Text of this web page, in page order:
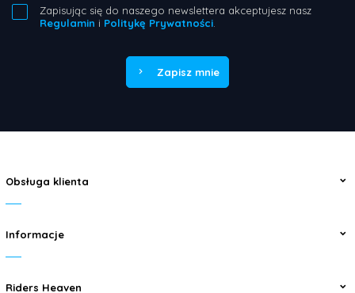
Zapisując się do naszego newslettera akceptujesz nasz
Regulamin i Politykę Prywatności
Zapisz mnie
Obsługa klienta
Informacje
Riders Heaven